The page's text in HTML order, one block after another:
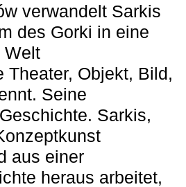
verwandelt Sarkis
des Gorki in eine
Welt
Theater, Objekt, Bild,
Seine
Sarkis,
aus einer
heraus arbeitet,